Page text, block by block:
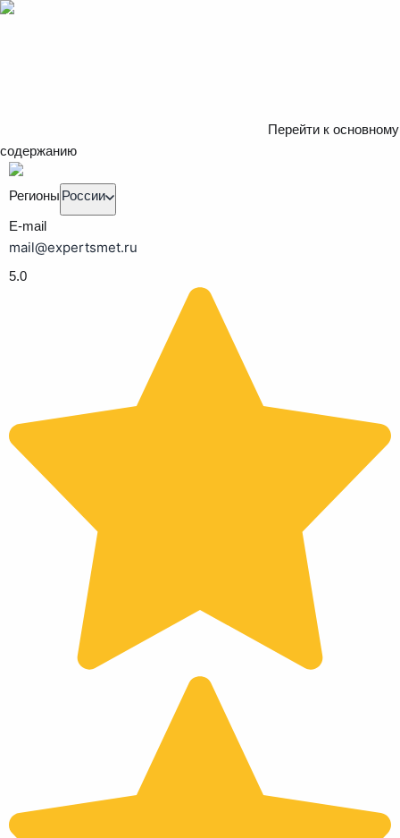
Перейти к основному
содержанию
Регионы России
E-mail
mail@expertsmet.ru
5.0